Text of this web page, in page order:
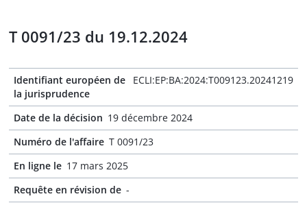
T 0091/23 du 19.12.2024
Identifiant européen de
la jurisprudence
ECLI:EP:BA:2024:T009123.20241219
Date de la décision 19 décembre 2024
Numéro de l'affaire T 0091/23
En ligne le 17 mars 2025
Requête en révision de -